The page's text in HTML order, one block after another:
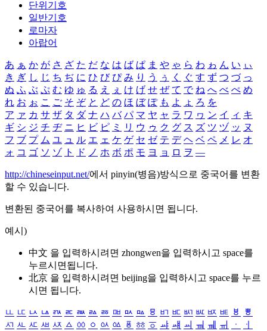
단위기호
일반기호
로마자
아랍어
あ ぁ か が さ ざ た だ な は ば ぱ ま や ゃ ら わ ゎ ん い ぃ
き ぎ し じ ち ぢ に ひ び ぴ み り う ぅ く ぐ す ず つ づ っ
ぬ ふ ぶ ぷ む ゆ ゅ る え ぇ け げ せ ぜ て で ね へ べ ぺ め
れ お ぉ こ ご そ ぞ と ど の ほ ぼ ぽ も よ ょ ろ を
ア ァ カ サ ザ タ ダ ナ ハ バ パ マ ヤ ャ ラ ワ ヮ ン イ ィ キ
ギ シ ジ チ ヂ ニ ヒ ビ ピ ミ リ ウ ゥ ク グ ス ズ ツ ヅ ッ ヌ
フ ブ プ ム ユ ュ ル エ ェ ケ ゲ セ ゼ テ デ ヘ ベ ペ メ レ オ
ォ コ ゴ ソ ゾ ト ド ノ ホ ボ ポ モ ヨ ョ ロ ヲ ―
http://chineseinput.net/에서 pinyin(병음)방식으로 중국어를 변환
할 수 있습니다.
변환된 중국어를 복사하여 사용하시면 됩니다.
예시)
中文 을 입력하시려면 zhongwen을 입력하시고 space를
누르시면됩니다.
北京 을 입력하시려면 beijing을 입력하시고 space를 누르
시면 됩니다.
ㅥ ㅦ ㅧ ㅨ ㅩ ㅪ ㅫ ㅬ ㅭ ㅮ ㅯ ㅰ ㅱ ㅲ ㅳ ㅴ ㅵ ㅶ ㅷ ㅸ
ㅹ
ㅺ ㅻ ㅼ ㅽ ㅾ ㅿ ㆀ ㆁ ㆂ ㆃ ㆄ ㆅ ㆆ ㆇ ㆈ ㆉ ㆊ ㆋ ㆌ ㆍ
ㆎ